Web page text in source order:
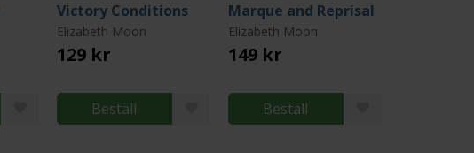
Victory Conditions
Elizabeth Moon
129 kr
Beställ
Marque and Reprisal
Elizabeth Moon
149 kr
Beställ